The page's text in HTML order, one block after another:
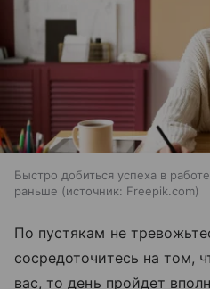
Быстро добиться успеха в
раньше
источник: Freepik.com
По пустякам не
сосредоточитесь на том,
вас, то день пройдет